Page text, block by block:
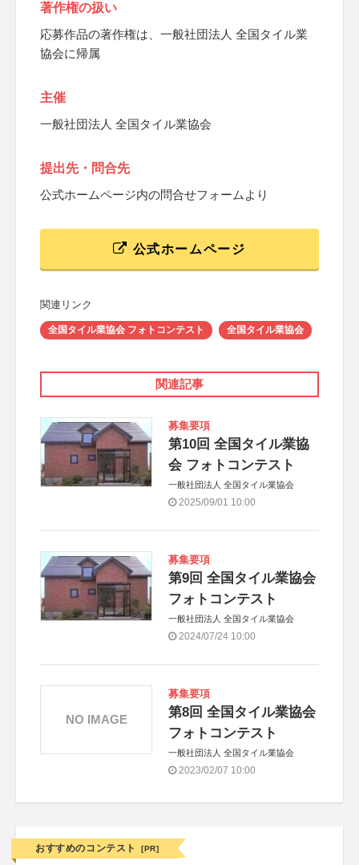
著作権の扱い
応募作品の著作権は、一般社団法人 全国タイル業
協会に帰属
主催
一般社団法人 全国タイル業協会
提出先・問合先
公式ホームページ内の問合せフォームより
公式ホームページ
関連リンク
全国タイル業協会 フォトコンテスト 全国タイル業協会
関連記事
募集要項
第10回 全国タイル業協
会 フォトコンテスト
一般社団法人 全国タイル業協会
2025/09/01 10:00
募集要項
第9回 全国タイル業協会
フォトコンテスト
一般社団法人 全国タイル業協会
2024/07/24 10:00
募集要項
第8回 全国タイル業協会
フォトコンテスト
一般社団法人 全国タイル業協会
2023/02/07 10:00
NO IMAGE
おすすめのコンテスト [PR]